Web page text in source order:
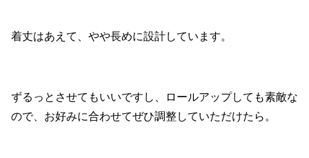
着丈はあえて、やや長めに設計しています。
ずるっとさせてもいいですし、ロールアップしても素敵な
ので、お好みに合わせてぜひ調整していただけたら。